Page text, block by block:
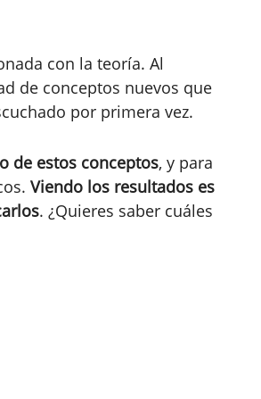
con la teoría. Al
de conceptos nuevos que
por primera vez.
de estos conceptos, y para
Viendo los resultados es
. ¿Quieres saber cuáles